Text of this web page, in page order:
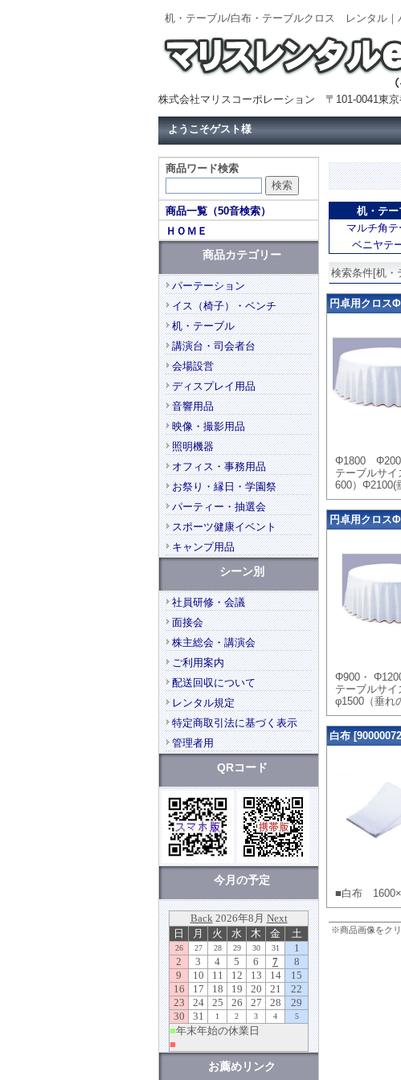
机・テーブル/白布・テーブルクロス レンタル｜
株式会社マリスコーポレーション 〒101-0041東
ようこそゲスト様
机・テー
マルチ角
ベニヤテ
検索条件[机・
円卓用クロス
Φ1800
テーブルサ
600）Φ2100(
円卓用クロス
Φ900・
テーブルサイ
φ1500（垂れ
白布
■白布
※商品画像をク
商品ワード検索
商品一覧（50音検索）
ＨＯＭＥ
商品カテゴリー
パーテーション
イス（椅子）・ベンチ
机・テーブル
講演台・司会者台
会場設営
ディスプレイ用品
音響用品
映像・撮影用品
照明機器
オフィス・事務用品
お祭り・縁日・学園祭
パーティー・抽選会
スポーツ健康イベント
キャンプ用品
シーン別
社員研修・会議
面接会
株主総会・講演会
ご利用案内
配送回収について
レンタル規定
特定商取引法に基づく表示
管理者用
QRコード
今月の予定
お薦めリンク